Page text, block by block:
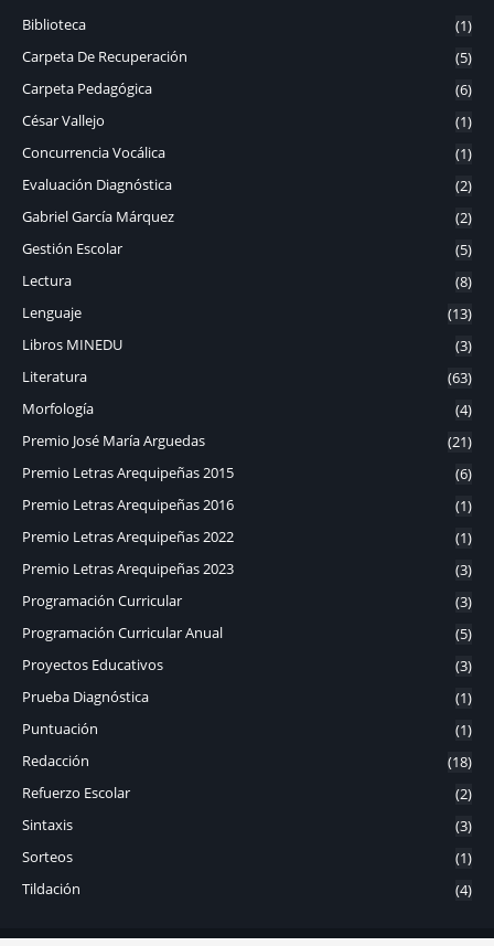
Biblioteca
(1)
Carpeta De Recuperación
(5)
Carpeta Pedagógica
(6)
César Vallejo
(1)
Concurrencia Vocálica
(1)
Evaluación Diagnóstica
(2)
Gabriel García Márquez
(2)
Gestión Escolar
(5)
Lectura
(8)
Lenguaje
(13)
Libros MINEDU
(3)
Literatura
(63)
Morfología
(4)
Premio José María Arguedas
(21)
Premio Letras Arequipeñas 2015
(6)
Premio Letras Arequipeñas 2016
(1)
Premio Letras Arequipeñas 2022
(1)
Premio Letras Arequipeñas 2023
(3)
Programación Curricular
(3)
Programación Curricular Anual
(5)
Proyectos Educativos
(3)
Prueba Diagnóstica
(1)
Puntuación
(1)
Redacción
(18)
Refuerzo Escolar
(2)
Sintaxis
(3)
Sorteos
(1)
Tildación
(4)